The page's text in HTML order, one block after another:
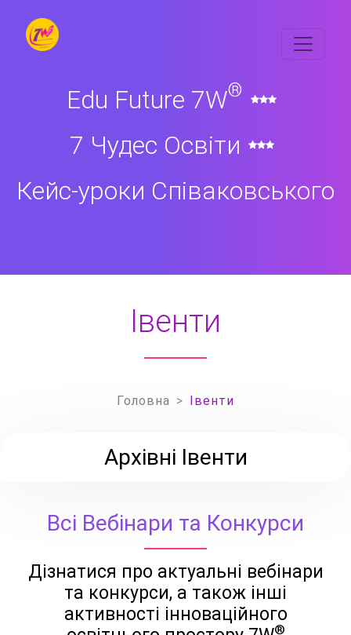
Edu Future 7W®
7 Чудес Освіти
Кейс-уроки Співаковського
Івенти
Головна Івенти
Архівні Івенти
Всі Вебінари та Конкурси
Дізнатися про актуальні вебінари
та конкурси, а також інші
активності інноваційного
®